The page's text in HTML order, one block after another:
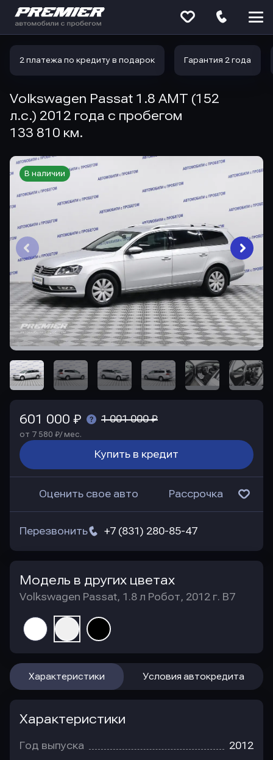
2 платежа по кредиту в подарок Гарантия 2 года
Volkswagen Passat 1.8 AMT (152
л.с.) 2012 года с пробегом
133 810 км.
В наличии
601 000 ₽ 1 001 000 ₽
от 7 580 ₽/ мес.
Купить в кредит
Оценить свое авто Рассрочка
+7 (831) 280-85-47
Перезвонить
Модель в других цветах
Volkswagen Passat, 1.8 л Робот, 2012 г. B7
Характеристики Условия автокредита
Характеристики
Год выпуска 2012